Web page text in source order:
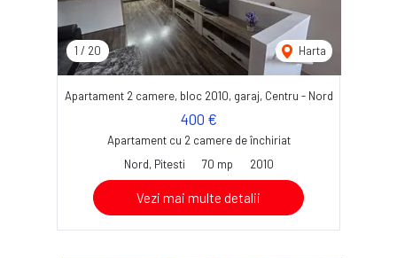
1 / 20 Harta
Apartament 2 camere, bloc 2010, garaj, Centru - Nord
400 €
Apartament cu 2 camere de închiriat
Nord, Pitesti
70 mp 2010
Vezi mai multe detalii